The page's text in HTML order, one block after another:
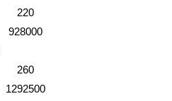
220
928000
260
1292500